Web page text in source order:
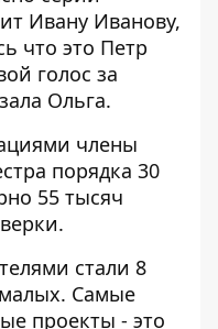
Ивану Иванову,
что это Петр
голос за
Ольга.
члены
порядка 30
55 тысяч
стали 8
Самые
проекты - это